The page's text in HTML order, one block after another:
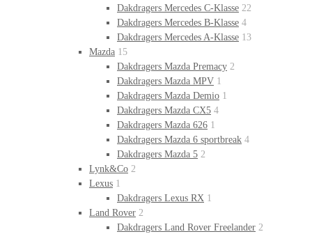
Dakdragers Mercedes C-Klasse 22
Dakdragers Mercedes B-Klasse 4
Dakdragers Mercedes A-Klasse 13
Mazda 15
Dakdragers Mazda Premacy 2
Dakdragers Mazda MPV 1
Dakdragers Mazda Demio 1
Dakdragers Mazda CX5 4
Dakdragers Mazda 626 1
Dakdragers Mazda 6 sportbreak 4
Dakdragers Mazda 5 2
Lynk&Co 2
Lexus 1
Dakdragers Lexus RX 1
Land Rover 2
Dakdragers Land Rover Freelander 2